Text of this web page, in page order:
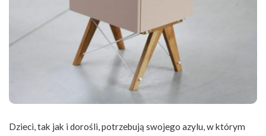
Dzieci, tak jak i dorośli, potrzebują swojego azylu, w którym